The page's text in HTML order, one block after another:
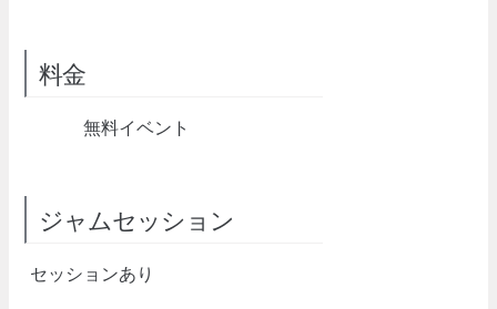
料金
無料イベント
ジャムセッション
セッションあり